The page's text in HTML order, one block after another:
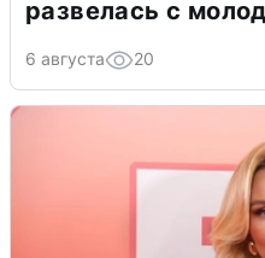
развелась с
6 августа 20